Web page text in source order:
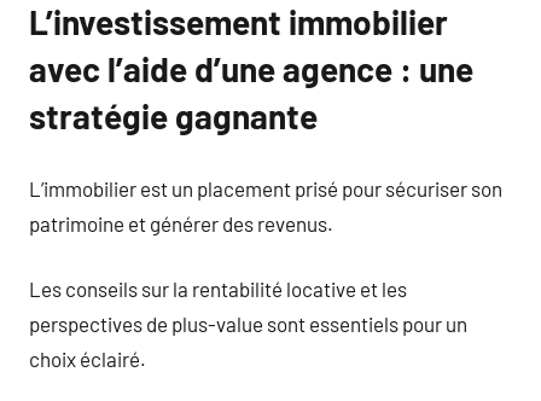
L’investissement immobilier
avec l’aide d’une agence : une
stratégie gagnante
L’immobilier est un placement prisé pour sécuriser son
patrimoine et générer des revenus.
Les conseils sur la rentabilité locative et les
perspectives de plus-value sont essentiels pour un
choix éclairé.